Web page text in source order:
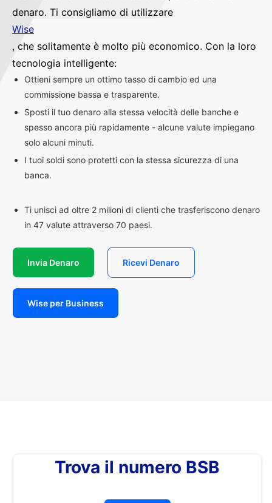
denaro. Ti consigliamo di utilizzare
Wise
, che solitamente è molto più economico. Con la loro
tecnologia intelligente:
Ottieni sempre un ottimo tasso di cambio ed una
commissione bassa e trasparente.
Sposti il tuo denaro alla stessa velocità delle banche e
spesso ancora più rapidamente - alcune valute impiegano
solo alcuni minuti.
I tuoi soldi sono protetti con la stessa sicurezza di una
banca.
Ti unisci ad oltre 2 milioni di clienti che trasferiscono denaro
in 47 valute attraverso 70 paesi.
Invia Denaro Ricevi Denaro
Wise per Business
Trova il numero BSB